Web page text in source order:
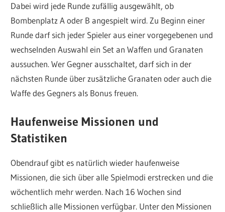
Dabei wird jede Runde zufällig ausgewählt, ob
Bombenplatz A oder B angespielt wird. Zu Beginn einer
Runde darf sich jeder Spieler aus einer vorgegebenen und
wechselnden Auswahl ein Set an Waffen und Granaten
aussuchen. Wer Gegner ausschaltet, darf sich in der
nächsten Runde über zusätzliche Granaten oder auch die
Waffe des Gegners als Bonus freuen.
Haufenweise Missionen und
Statistiken
Obendrauf gibt es natürlich wieder haufenweise
Missionen, die sich über alle Spielmodi erstrecken und die
wöchentlich mehr werden. Nach 16 Wochen sind
schließlich alle Missionen verfügbar. Unter den Missionen